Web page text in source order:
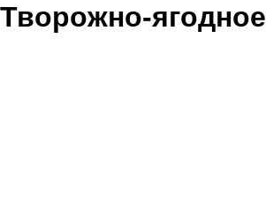
Творожно-ягодное